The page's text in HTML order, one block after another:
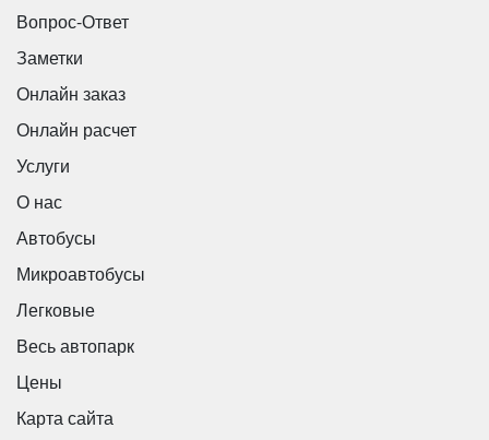
Вопрос-Ответ
Заметки
Онлайн заказ
Онлайн расчет
Услуги
О нас
Автобусы
Микроавтобусы
Легковые
Весь автопарк
Цены
Карта сайта